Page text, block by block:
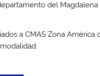
del Magdalena
a CMAS Zona América